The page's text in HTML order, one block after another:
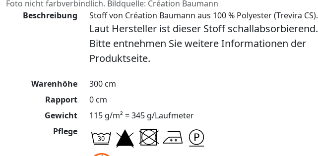
Foto nicht farbverbindlich. Bildquelle: Création Baumann
Beschreibung
Stoff von Création Baumann aus 100 % Polyester (Trevira CS).
Laut Hersteller ist dieser Stoff schallabsorbierend.
Bitte entnehmen Sie weitere Informationen der
Produktseite.
Warenhöhe
300 cm
Rapport
0 cm
Gewicht
115 g/m² = 345 g/Laufmeter
Pflege